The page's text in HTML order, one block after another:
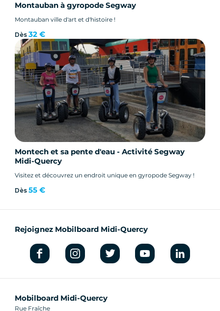
Montauban à gyropode Segway
Montauban ville d'art et d'histoire !
Dès 32 €
Montech et sa pente d'eau - Activité Segway
Midi-Quercy
Visitez et découvrez un endroit unique en gyropode Segway !
Dès 55 €
Rejoignez Mobilboard Midi-Quercy
Mobilboard Midi-Quercy
Rue Fraîche